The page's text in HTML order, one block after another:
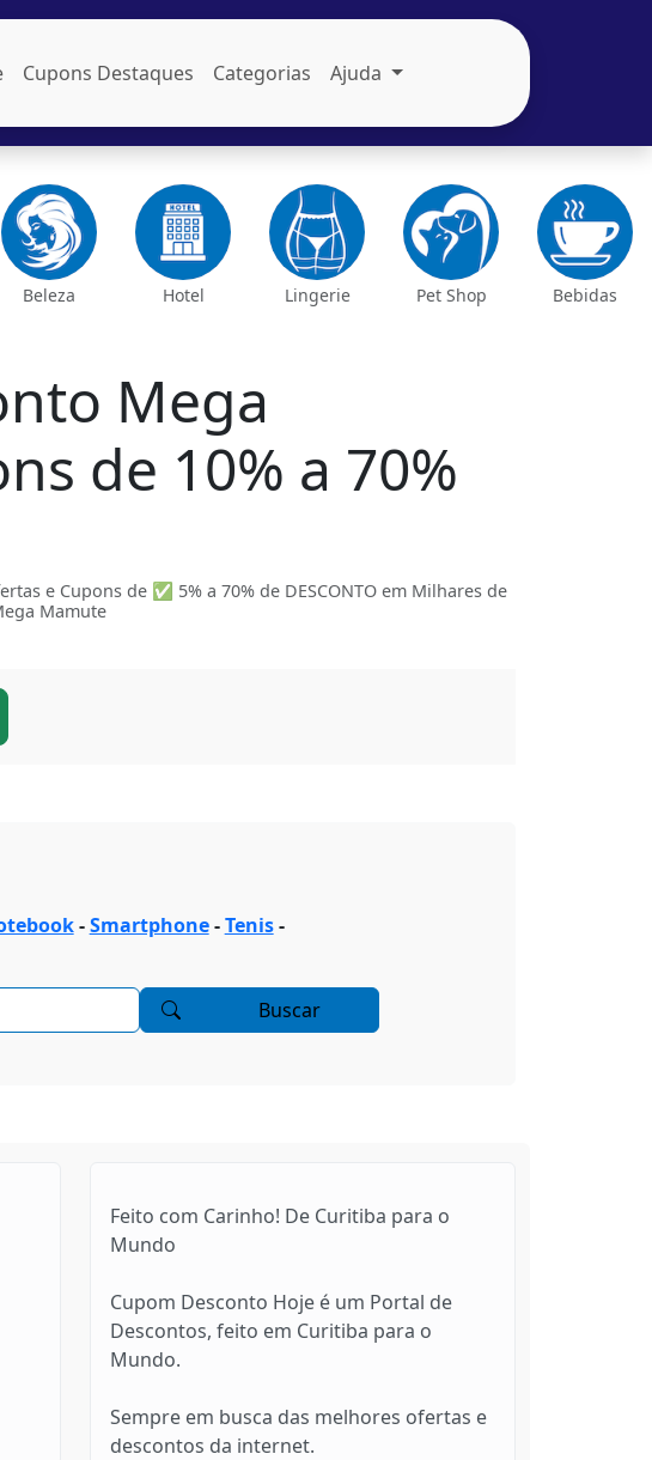
Cupons Destaques Categorias Ajuda
Beleza Hotel Lingerie Pet Shop Bebidas
Mega
de 10% a 70%
e Cupons de ✅ 5% a 70% de DESCONTO em Milhares de
Mamute
-Smartphone-Tenis-
Buscar
Feito com Carinho! De Curitiba para o
Mundo
Cupom Desconto Hoje é um Portal de
Descontos, feito em Curitiba para o
Mundo.
Sempre em busca das melhores ofertas e
descontos da internet.